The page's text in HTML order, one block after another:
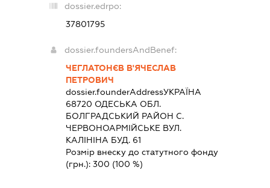
dossier.edrpo:
37801795
dossier.foundersAndBenef:
ЧЕГЛАТОНЄВ В'ЯЧЕСЛАВ
ПЕТРОВИЧ
dossier.founderAddressУКРАЇНА
68720 ОДЕСЬКА ОБЛ.
БОЛГРАДСЬКИЙ РАЙОН С.
ЧЕРВОНОАРМІЙСЬКЕ ВУЛ.
КАЛІНІНА БУД. 61
Розмір внеску до статутного фонду
(грн.): 300 (100 %)